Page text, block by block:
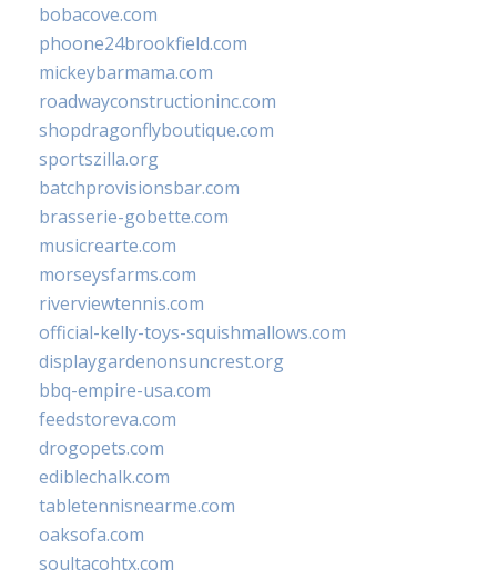
bobacove.com
phoone24brookfield.com
mickeybarmama.com
roadwayconstructioninc.com
shopdragonflyboutique.com
sportszilla.org
batchprovisionsbar.com
brasserie-gobette.com
musicrearte.com
morseysfarms.com
riverviewtennis.com
official-kelly-toys-squishmallows.com
displaygardenonsuncrest.org
bbq-empire-usa.com
feedstoreva.com
drogopets.com
ediblechalk.com
tabletennisnearme.com
oaksofa.com
soultacohtx.com